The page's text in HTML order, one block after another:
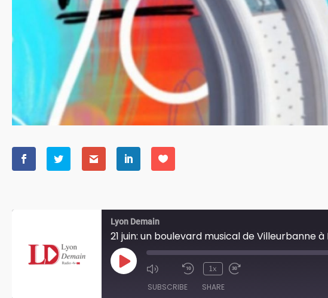
Lyon Demain
21 juin: un boulevard musical de Villeurbanne à
Play
Episode
1x
SUBSCRIBE SHARE